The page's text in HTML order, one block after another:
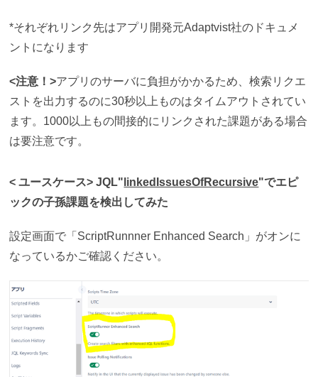
*それぞれリンク先はアプリ開発元Adaptvist社のドキュメ
ントになります
<注意！>アプリのサーバに負担がかかるため、検索リクエ
ストを出力するのに30秒以上ものはタイムアウトされてい
ます。1000以上もの間接的にリンクされた課題がある場合
は要注意です。
< ユースケース> JQL" linkedIssuesOfRecursive"でエピ
ックの子孫課題を検出してみた
設定画面で「ScriptRunnner Enhanced Search」がオンに
なっているかご確認ください。